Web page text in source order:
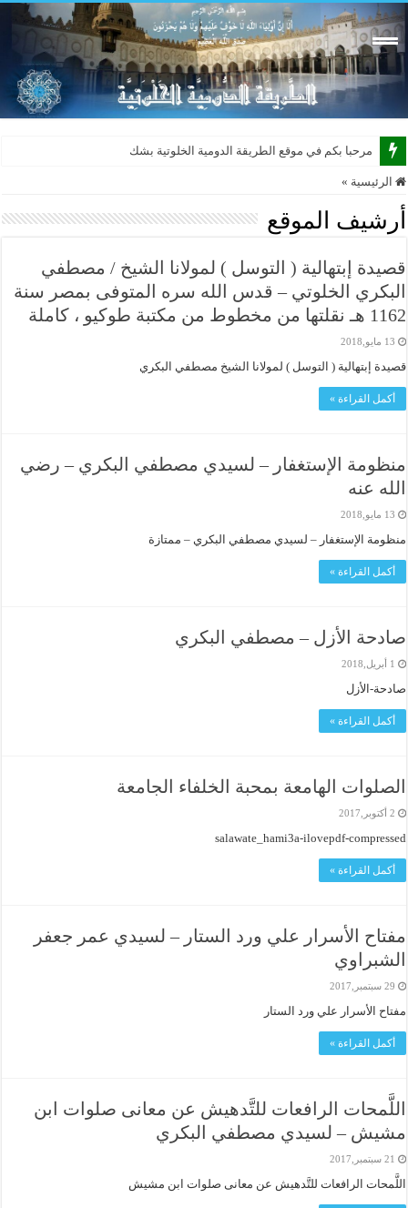
مرحبا بكم في موقع الطريقة الدومية الخلوتية بشكله الجديد
الرئيسية »
أرشيف الموقع
قصيدة إبتهالية ( التوسل ) لمولانا الشيخ / مصطفي
البكري الخلوتي – قدس الله سره المتوفى بمصر سنة
1162 هـ نقلتها من مخطوط من مكتبة طوكيو ، كاملة
13 مايو,2018
قصيدة إبتهالية ( التوسل ) لمولانا الشيخ مصطفي البكري
أكمل القراءة »
منظومة الإستغفار – لسيدي مصطفي البكري – رضي
الله عنه
13 مايو,2018
منظومة الإستغفار – لسيدي مصطفي البكري – ممتازة
أكمل القراءة »
صادحة الأزل – مصطفي البكري
1 أبريل,2018
صادحة-الأزل
أكمل القراءة »
الصلوات الهامعة بمحبة الخلفاء الجامعة
2 أكتوبر,2017
salawate_hami3a-ilovepdf-compressed
أكمل القراءة »
مفتاح الأسرار علي ورد الستار – لسيدي عمر جعفر
الشبراوي
29 سبتمبر,2017
مفتاح الأسرار علي ورد الستار
أكمل القراءة »
اللَّمحات الرافعات للتَّدهيش عن معانى صلوات ابن
مشيش – لسيدي مصطفي البكري
21 سبتمبر,2017
اللَّمحات الرافعات للتَّدهيش عن معانى صلوات ابن مشيش